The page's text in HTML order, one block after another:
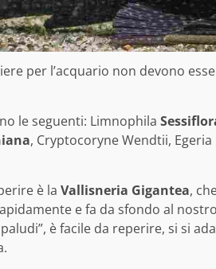
per l’acquario non devono
le seguenti: Limnophila
, Cryptocoryne Wendtii, Egeria
è la Vallisneria Gigantea,
e fa da sfondo al
è facile da reperire, si si